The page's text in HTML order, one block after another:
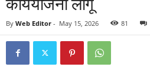
By Web Editor - May 15, 2026 81